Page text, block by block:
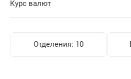
Курс валют
Отделения: 10